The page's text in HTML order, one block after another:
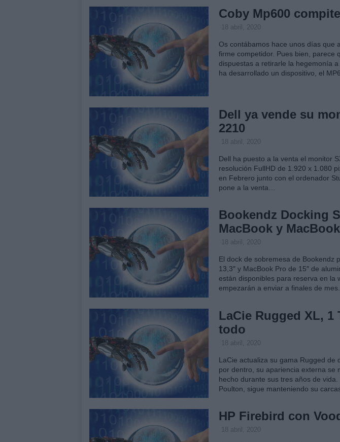
Coby Mp600
18 abril, 2020
Os contábamos hace unos días que
firme competidor. Pues bien, parece
dispuestas a retirarle la hegemonía
ha desarrollado un dispositivo, el
Dell ya vende su
2210
18 abril, 2020
Dell ha puesto a la venta el monitor
resolución FullHD de 1.920 x 1.080
en Febrero junto con el ordenador
pone a la venta…
Bookendz Docking
MacBook y
18 abril, 2020
El dock de sobremesa de Bookendz
13,3″ y MacBook Pro de 15″ de
están disponibles para reserva en la
empezarán a enviar a finales de
LaCie Rugged XL, 1
todo
18 abril, 2020
LaCie actualiza su gama Rugged de
por dentro, su apariencia externa se
hecho durante sus tres años de
Poulton, sigue manteniendo su
HP Firebird con
18 abril, 2020